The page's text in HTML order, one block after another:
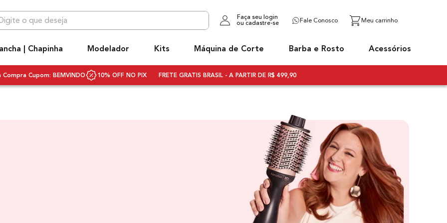
deseja
Faça seu login
ou cadastre-se
Fale Conosco
| Chapinha Modelador Kits Máquina de Corte Barba e Rosto Acessórios
Compra Cupom: BEMVINDO 10% OFF NO PIX FRETE GRATIS BRASIL - A PARTIR DE R$ 499,90
cabelo